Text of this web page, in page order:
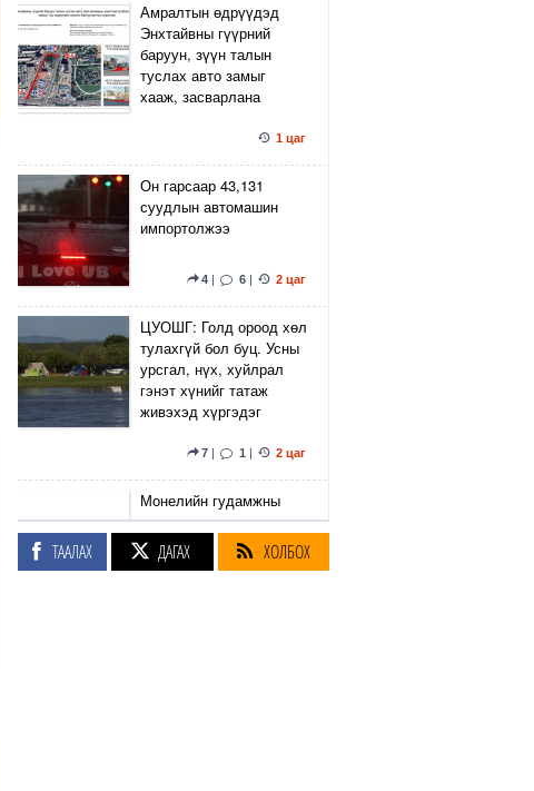
Амралтын өдрүүдэд
Энхтайвны гүүрний
баруун, зүүн талын
туслах авто замыг
хааж, засварлана
1 цаг
Он гарсаар 43,131
суудлын автомашин
импортолжээ
4 | 6 | 2 цаг
ЦУОШГ: Голд ороод хөл
тулахгүй бол буц. Усны
урсгал, нүх, хуйлрал
гэнэт хүнийг татаж
живэхэд хүргэдэг
7 | 1 | 2 цаг
Монелийн гудамжны
авто замын
хөдөлгөөнийг өнөөдөр
орой хаана
ТААЛАХ ДАГАХ ХОЛБОХ